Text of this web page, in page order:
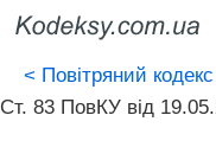
< Повітряний
Ст. 83 ПовКУ від